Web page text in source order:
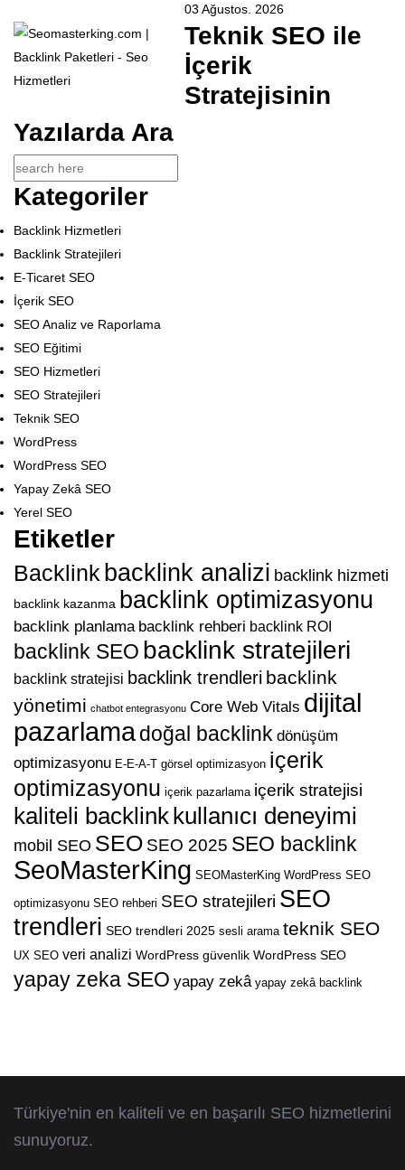
03 Ağustos. 2026
Teknik SEO ile
İçerik
Stratejisinin
Yazılarda Ara
Kategoriler
Backlink Hizmetleri
Backlink Stratejileri
E-Ticaret SEO
İçerik SEO
SEO Analiz ve Raporlama
SEO Eğitimi
SEO Hizmetleri
SEO Stratejileri
Teknik SEO
WordPress
WordPress SEO
Yapay Zekâ SEO
Yerel SEO
Etiketler
Backlink backlink analizi backlink hizmeti
backlink kazanma backlink optimizasyonu
backlink planlama backlink rehberi backlink ROI
backlink SEO backlink stratejileri
backlink stratejisi backlink trendleri backlink
yönetimi chatbot entegrasyonu Core Web Vitals dijital
pazarlamadoğal backlink dönüşüm
optimizasyonu E-E-A-T görsel optimizasyon içerik
optimizasyonu içerik pazarlama içerik stratejisi
kaliteli backlink kullanıcı deneyimi
mobil SEO SEO SEO 2025 SEO backlink
SeoMasterKing SEOMasterKing WordPress SEO
optimizasyonu SEO rehberi SEO stratejileri SEO
trendleri SEO trendleri 2025 sesli arama teknik SEO
UX SEO veri analizi WordPress güvenlik WordPress SEO
yapay zeka SEO yapay zekâ yapay zekâ backlink
Türkiye'nin en kaliteli ve en başarılı SEO hizmetlerini
sunuyoruz.